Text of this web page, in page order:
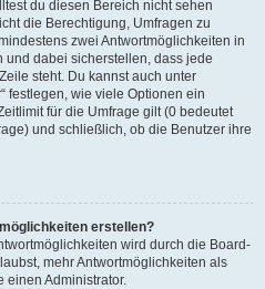
du diesen Bereich nicht sehen
die Berechtigung, Umfragen zu
zwei Antwortmöglichkeiten in
dabei sicherstellen, dass jede
steht. Du kannst auch unter
festlegen, wie viele Optionen ein
für die Umfrage gilt (0 bedeutet
und schließlich, ob die Benutzer ihre
erstellen?
wird durch die Board-
mehr Antwortmöglichkeiten als
einen Administrator.